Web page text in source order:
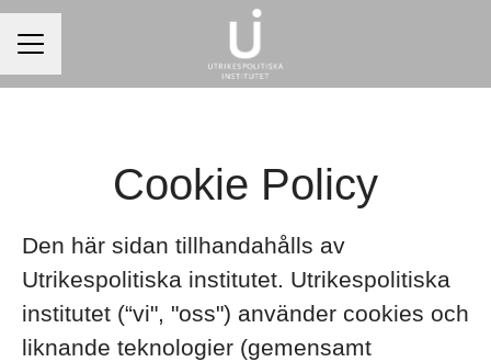
Karriärmeny
Cookie Policy
Den här sidan tillhandahålls av
Utrikespolitiska institutet. Utrikespolitiska
institutet (“vi", "oss") använder cookies och
liknande teknologier (gemensamt